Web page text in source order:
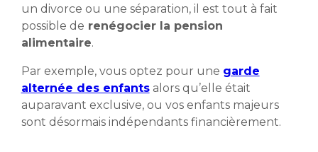
un divorce ou une séparation, il est tout à fait
possible de renégocier la pension
alimentaire.
Par exemple, vous optez pour une garde
alternée des enfantsalors qu’elle était
auparavant exclusive, ou vos enfants majeurs
sont désormais indépendants financièrement.